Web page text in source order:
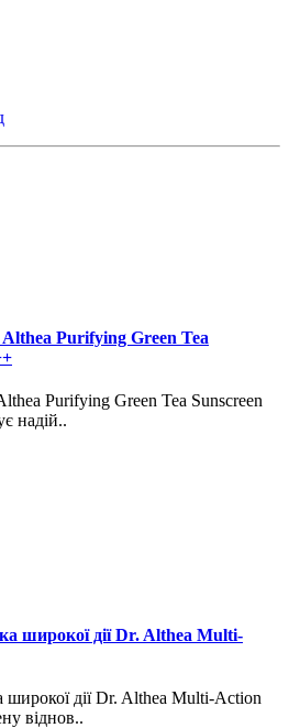
Purifying Green Tea
Purifying Green Tea Sunscreen
надій..
широкої дії Dr. Althea Multi-
широкої дії Dr. Althea Multi-Action
віднов..